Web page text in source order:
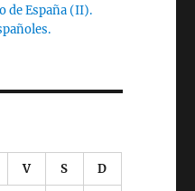
de España (II).
V S D